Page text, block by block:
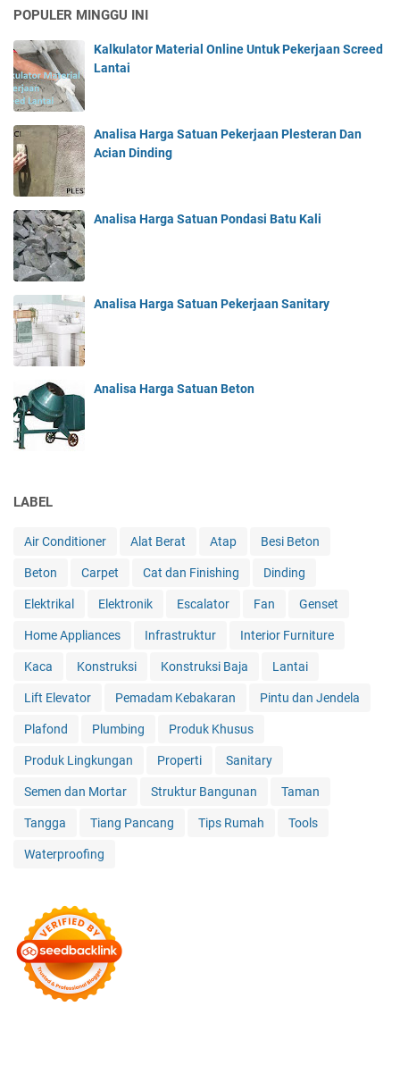
POPULER MINGGU INI
Kalkulator Material Online Untuk Pekerjaan Screed
Lantai
Analisa Harga Satuan Pekerjaan Plesteran Dan
Acian Dinding
Analisa Harga Satuan Pondasi Batu Kali
Analisa Harga Satuan Pekerjaan Sanitary
Analisa Harga Satuan Beton
LABEL
Air Conditioner Alat Berat Atap Besi Beton
Beton Carpet Cat dan Finishing Dinding
Elektrikal Elektronik Escalator Fan Genset
Home Appliances Infrastruktur Interior Furniture
Kaca Konstruksi Konstruksi Baja Lantai
Lift Elevator Pemadam Kebakaran Pintu dan Jendela
Plafond Plumbing Produk Khusus
Produk Lingkungan Properti Sanitary
Semen dan Mortar Struktur Bangunan Taman
Tangga Tiang Pancang Tips Rumah Tools
Waterproofing